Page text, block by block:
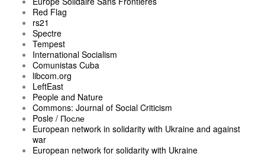
Red Flag
rs21
Spectre
Tempest
International Socialism
Comunistas Cuba
libcom.org
LeftEast
People and Nature
Commons: Journal of Social Criticism
Posle / После
European network in solidarity with Ukraine and against
war
European network for solidarity with Ukraine